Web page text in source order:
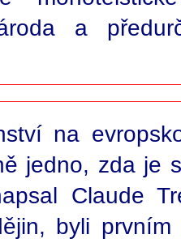
a
na
jedno, zda je
Claude
byli